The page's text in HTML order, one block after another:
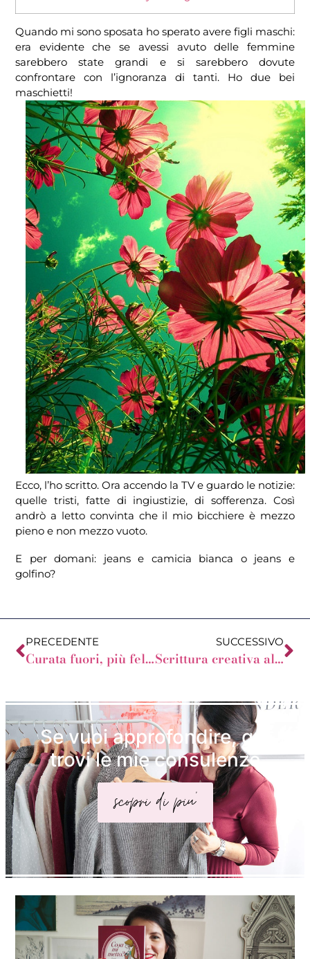
Quando mi sono sposata ho sperato avere figli maschi:
era evidente che se avessi avuto delle femmine
sarebbero state grandi e si sarebbero dovute
confrontare con l’ignoranza di tanti. Ho due bei
maschietti!
Ecco, l’ho scritto. Ora accendo la TV e guardo le notizie:
quelle tristi, fatte di ingiustizie, di sofferenza. Così
andrò a letto convinta che il mio bicchiere è mezzo
pieno e non mezzo vuoto.
E per domani: jeans e camicia bianca o jeans e
golfino?
PRECEDENTE
Curata fuori, più felice dentro
SUCCESSIVO
Scrittura creativa al Fashion camp
Se vuoi approfondire, qui
trovi le mie consulenze
scopri di piu'